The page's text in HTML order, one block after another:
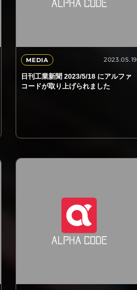
MEDIA 2023.05.19
日刊工業新聞 2023/5/18 にアルファ
コードが取り上げられました